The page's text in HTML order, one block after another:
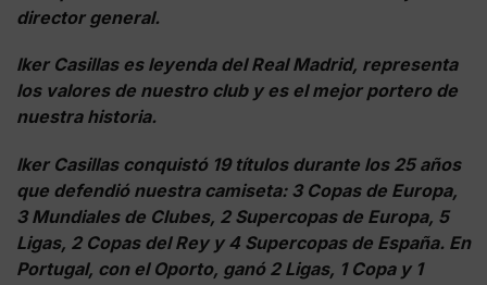
director general.
Iker Casillas es leyenda del Real Madrid, representa
los valores de nuestro club y es el mejor portero de
nuestra historia.
Iker Casillas conquistó 19 títulos durante los 25 años
que defendió nuestra camiseta: 3 Copas de Europa,
3 Mundiales de Clubes, 2 Supercopas de Europa, 5
Ligas, 2 Copas del Rey y 4 Supercopas de España. En
Portugal, con el Oporto, ganó 2 Ligas, 1 Copa y 1